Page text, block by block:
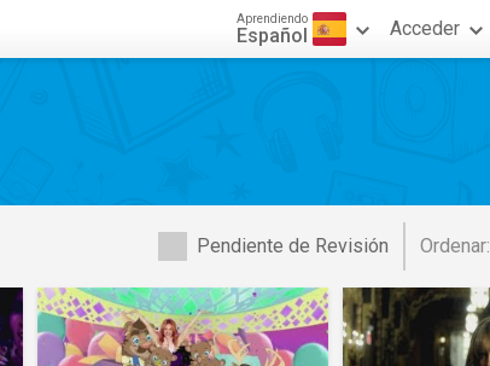
Aprendiendo
Español Acceder
Pendiente de Revisión Ordenar: